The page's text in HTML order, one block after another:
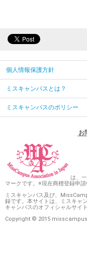
個人情報保護方針
ミスキャンパスとは？
ミスキャンパスのポリシー
お
は、
マークです。※現在商標登録申請
ミスキャンパス及び、
録です。本サイトは、ミスキャ
キャンパスのオフィシャルサイト
Copyright © 2015